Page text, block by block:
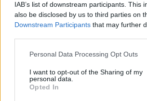
IAB’s list of downstream participants. This
also be disclosed by us to third parties on
Downstream Participants that may further
Personal Data Processing Opt Outs
I want to opt-out of the Sharing of my
personal data.
Opted In
Το φαρμακείο των διακοπών: Τι να
για πονοκέφαλο, αλλεργίες,